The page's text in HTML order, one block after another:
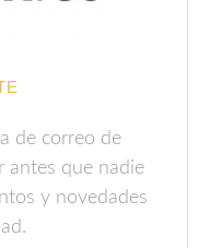
de correo de
antes que nadie
y novedades